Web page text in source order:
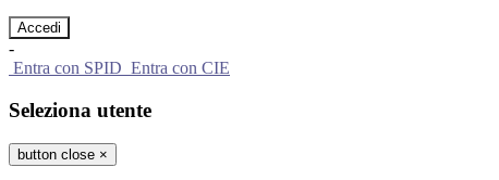
-
Entra con SPID Entra con CIE
Seleziona utente
button close ×